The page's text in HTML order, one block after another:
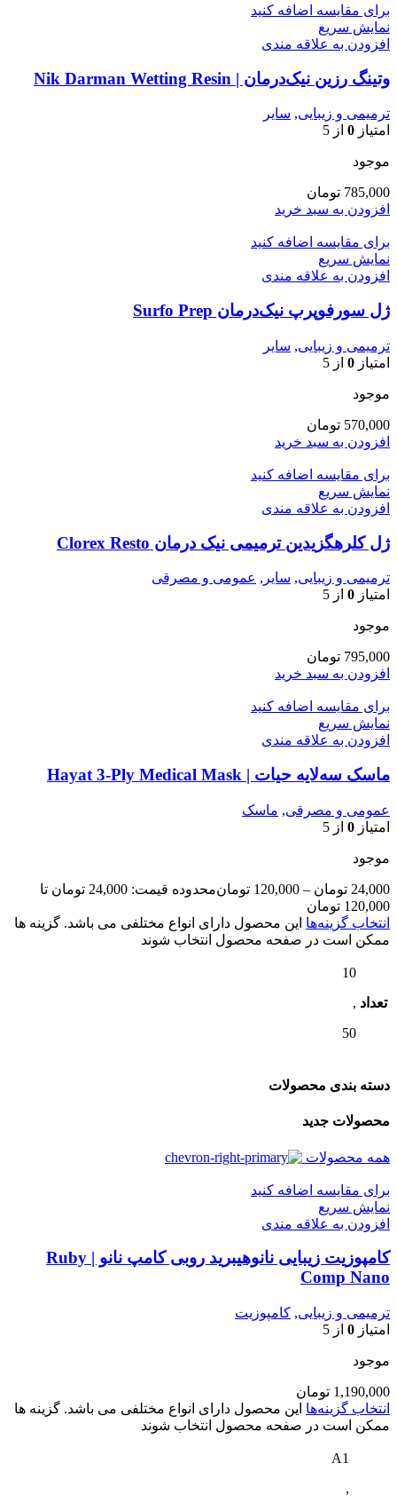
برای مقایسه اضافه کنید
نمایش سریع
افزودن به علاقه مندی
وتینگ رزین نیک‌درمان | Nik Darman Wetting Resin
ترمیمی و زیبایی, سایر
امتیاز 0 از 5
موجود
785,000 تومان
افزودن به سبد خرید
برای مقایسه اضافه کنید
نمایش سریع
افزودن به علاقه مندی
ژل سورفوپرپ نیک‌درمان Surfo Prep
ترمیمی و زیبایی, سایر
امتیاز 0 از 5
موجود
570,000 تومان
افزودن به سبد خرید
برای مقایسه اضافه کنید
نمایش سریع
افزودن به علاقه مندی
ژل کلرهگزیدین ترمیمی نیک درمان Clorex Resto
ترمیمی و زیبایی, سایر , عمومی و مصرقی
امتیاز 0 از 5
موجود
795,000 تومان
افزودن به سبد خرید
برای مقایسه اضافه کنید
نمایش سریع
افزودن به علاقه مندی
ماسک سه‌لایه حیات | Hayat 3-Ply Medical Mask
عمومی و مصرقی, ماسک
امتیاز 0 از 5
موجود
24,000 تومان –
120,000 تومان
محدوده قیمت: 24,000 تومان تا
120,000 تومان
انتخاب گزینه‌ها این محصول دارای انواع مختلفی می باشد. گزینه ها
ممکن است در صفحه محصول انتخاب شوند
تعداد
10
,
50
دسته بندی محصولات
محصولات جدید
همه محصولات
برای مقایسه اضافه کنید
نمایش سریع
افزودن به علاقه مندی
کامپوزیت زیبایی نانوهیبرید روبی کامپ نانو | Ruby
Comp Nano
ترمیمی و زیبایی, کامپوزیت
امتیاز 0 از 5
موجود
1,190,000 تومان
انتخاب گزینه‌ها این محصول دارای انواع مختلفی می باشد. گزینه ها
ممکن است در صفحه محصول انتخاب شوند
A1
,